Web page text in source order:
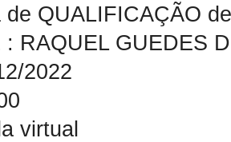
de QUALIFICAÇÃO
: RAQUEL GUEDES
2022
virtual